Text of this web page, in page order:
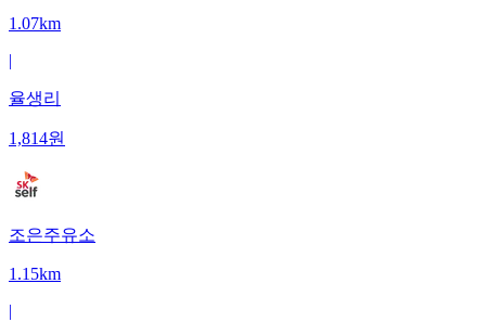
1.07km
|
율생리
1,814원
조은주유소
1.15km
|